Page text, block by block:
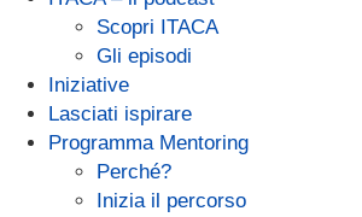
Scopri ITACA
Gli episodi
Iniziative
Lasciati ispirare
Programma Mentoring
Perché?
Inizia il percorso